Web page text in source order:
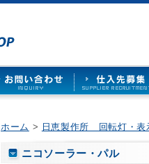
ホーム > 日恵製作所 回転灯・表
ニコソーラー・パル